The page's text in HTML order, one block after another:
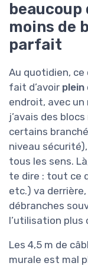
beaucoup
moins de
parfait
Au quotidien, ce
fait d’avoir plein
endroit, avec un
j’avais des
certains
niveau
tous les sens.
te dire : tout ce
etc.) va
débranches
l’utilisation
Les 4,5 m de
murale est mal